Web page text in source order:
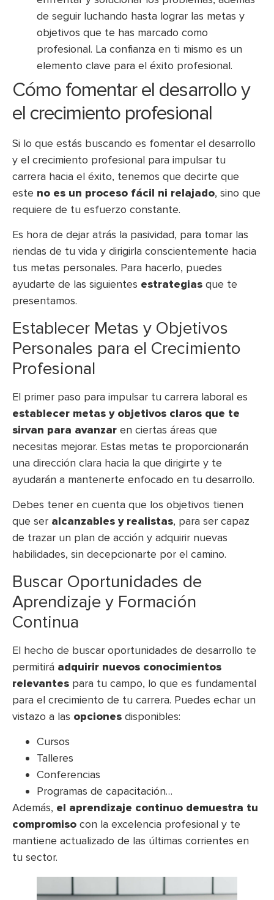
de seguir luchando hasta lograr las metas y
objetivos que te has marcado como
profesional. La confianza en ti mismo es un
elemento clave para el éxito profesional.
Cómo fomentar el desarrollo y
el crecimiento profesional
Si lo que estás buscando es fomentar el desarrollo
y el crecimiento profesional para impulsar tu
carrera hacia el éxito, tenemos que decirte que
este no es un proceso fácil ni relajado, sino que
requiere de tu esfuerzo constante.
Es hora de dejar atrás la pasividad, para tomar las
riendas de tu vida y dirigirla conscientemente hacia
tus metas personales. Para hacerlo, puedes
ayudarte de las siguientes estrategias que te
presentamos.
Establecer Metas y Objetivos
Personales para el Crecimiento
Profesional
El primer paso para impulsar tu carrera laboral es
establecer metas y objetivos claros que te
sirvan para avanzar en ciertas áreas que
necesitas mejorar. Estas metas te proporcionarán
una dirección clara hacia la que dirigirte y te
ayudarán a mantenerte enfocado en tu desarrollo.
Debes tener en cuenta que los objetivos tienen
que ser alcanzables y realistas, para ser capaz
de trazar un plan de acción y adquirir nuevas
habilidades, sin decepcionarte por el camino.
Buscar Oportunidades de
Aprendizaje y Formación
Continua
El hecho de buscar oportunidades de desarrollo te
permitirá adquirir nuevos conocimientos
relevantes para tu campo, lo que es fundamental
para el crecimiento de tu carrera. Puedes echar un
vistazo a las opciones disponibles:
Cursos
Talleres
Conferencias
Programas de capacitación…
Además, el aprendizaje continuo demuestra tu
compromiso con la excelencia profesional y te
mantiene actualizado de las últimas corrientes en
tu sector.